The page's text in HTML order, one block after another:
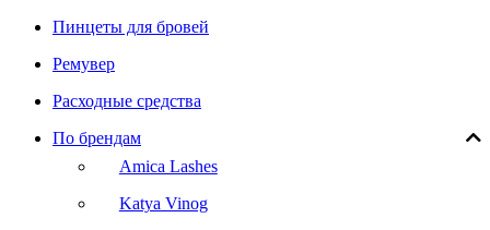
Пинцеты для бровей
Ремувер
Расходные средства
По брендам
Amica Lashes
Katya Vinog